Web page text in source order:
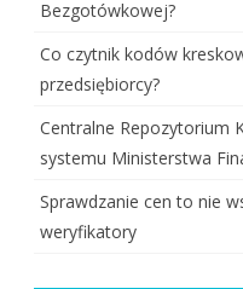
Bezgotówkowej?
Co czytnik kodów
przedsiębiorcy?
Centralne Repozytorium
systemu Ministerstwa
Sprawdzanie cen to nie
weryfikatory